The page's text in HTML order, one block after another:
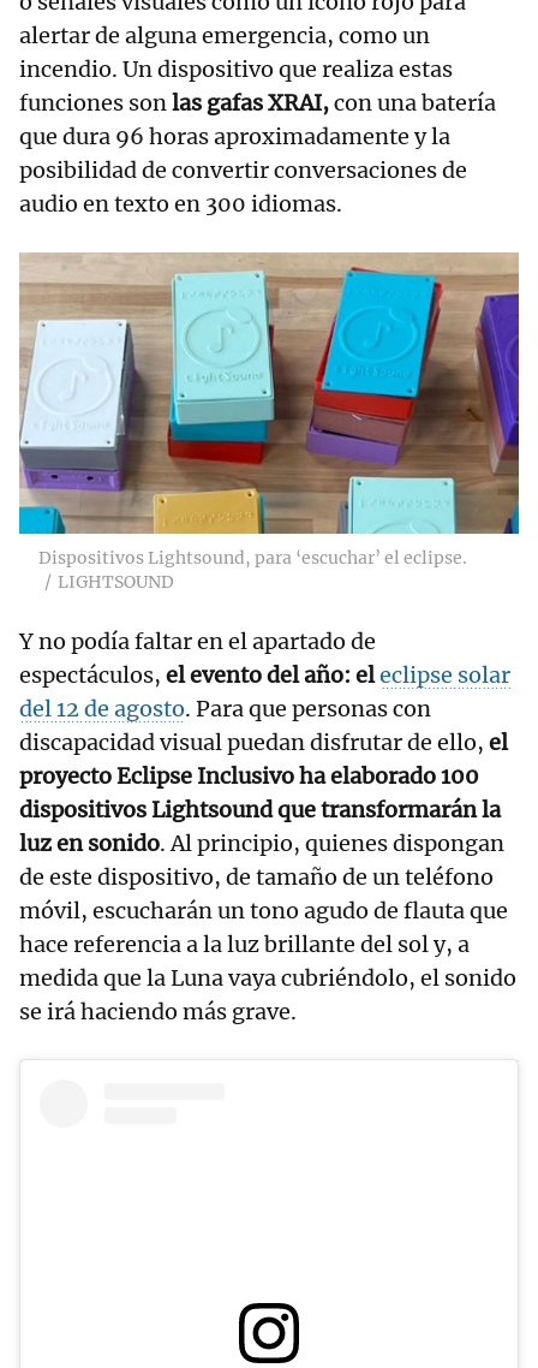
alertar de alguna emergencia, como un
incendio. Un dispositivo que realiza estas
funciones sonlas gafas XRAI,con una batería
que dura 96 horas aproximadamente y la
posibilidad de convertir conversaciones de
audio en texto en 300 idiomas.
Dispositivos Lightsound, para ‘escuchar’ el eclipse.
LIGHTSOUND
Y no podía faltar en el apartado de
espectáculos, el evento del año: eleclipse solar
del 12 de agosto. Para que personas con
discapacidad visual puedan disfrutar de ello, el
proyecto Eclipse Inclusivo ha elaborado 100
dispositivos Lightsound que transformarán la
luz en sonido. Al principio, quienes dispongan
de este dispositivo, de tamaño de un teléfono
móvil, escucharán un tono agudo de flauta que
hace referencia a la luz brillante del sol y, a
medida que la Luna vaya cubriéndolo, el sonido
se irá haciendo más grave.